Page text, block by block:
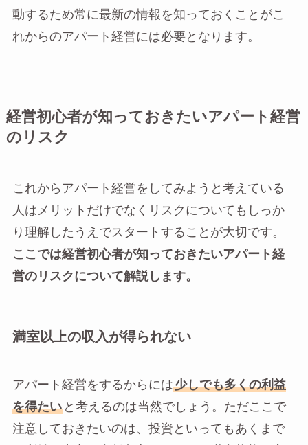
動するため常に最新の情報を知っておくことがこ
れからのアパート経営には必要となります。
経営初心者が知っておきたいアパート経営
のリスク
これからアパート経営をしてみようと考えている
人はメリットだけでなくリスクについてもしっか
り理解したうえでスタートすることが大切です。
ここでは経営初心者が知っておきたいアパート経
営のリスクについて解説します。
満室以上の収入が得られない
アパート経営をするからには少しでも多くの利益
を得たいと考えるのは当然でしょう。ただここで
注意しておきたいのは、投資といってもあくまで